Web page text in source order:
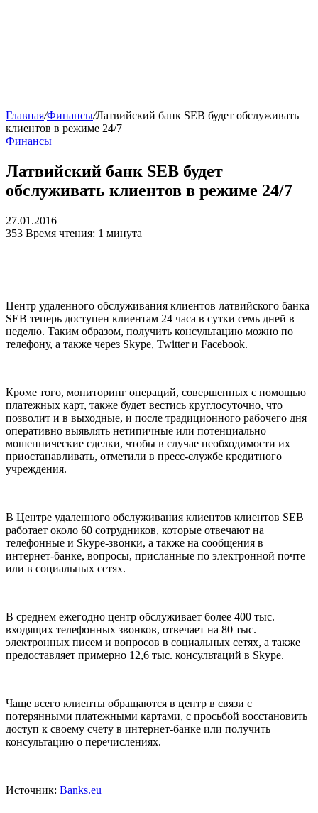
Главная/Финансы/Латвийский банк SEB будет обслуживать
клиентов в режиме 24/7
Финансы
Латвийский банк SEB будет
обслуживать клиентов в режиме 24/7
27.01.2016
353 Время чтения: 1 минута
Центр удаленного обслуживания клиентов латвийского банка
SEB теперь доступен клиентам 24 часа в сутки семь дней в
неделю. Таким образом, получить консультацию можно по
телефону, а также через Skype, Twitter и Facebook.
Кроме того, мониторинг операций, совершенных с помощью
платежных карт, также будет вестись круглосуточно, что
позволит и в выходные, и после традиционного рабочего дня
оперативно выявлять нетипичные или потенциально
мошеннические сделки, чтобы в случае необходимости их
приостанавливать, отметили в пресс-службе кредитного
учреждения.
В Центре удаленного обслуживания клиентов клиентов SEB
работает около 60 сотрудников, которые отвечают на
телефонные и Skype-звонки, а также на сообщения в
интернет-банке, вопросы, присланные по электронной почте
или в социальных сетях.
В среднем ежегодно центр обслуживает более 400 тыс.
входящих телефонных звонков, отвечает на 80 тыс.
электронных писем и вопросов в социальных сетях, а также
предоставляет примерно 12,6 тыс. консультаций в Skype.
Чаще всего клиенты обращаются в центр в связи с
потерянными платежными картами, с просьбой восстановить
доступ к своему счету в интернет-банке или получить
консультацию о перечислениях.
Источник: Banks.eu